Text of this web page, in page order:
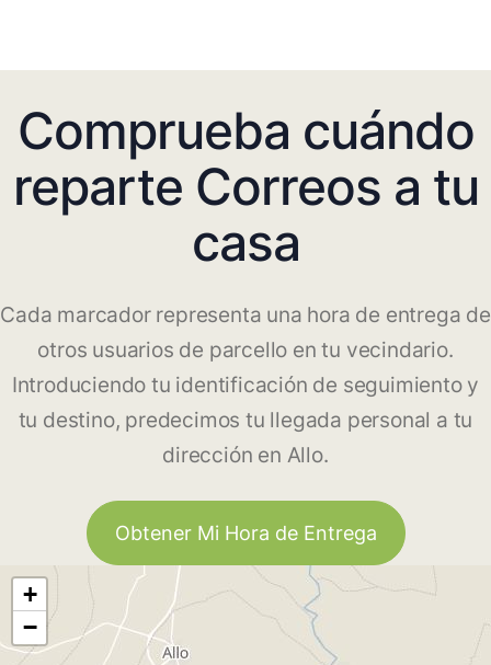
Comprueba cuándo
reparte Correos a tu
casa
Cada marcador representa una hora de entrega de
otros usuarios de parcello en tu vecindario.
Introduciendo tu identificación de seguimiento y
tu destino, predecimos tu llegada personal a tu
dirección en Allo.
Obtener Mi Hora de Entrega
+
−